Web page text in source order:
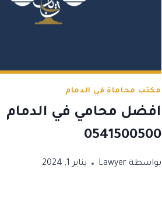
مكتب محاماة في الدمام
افضل محامي في الدمام
0541500500
بواسطة Lawyer يناير 1, 2024